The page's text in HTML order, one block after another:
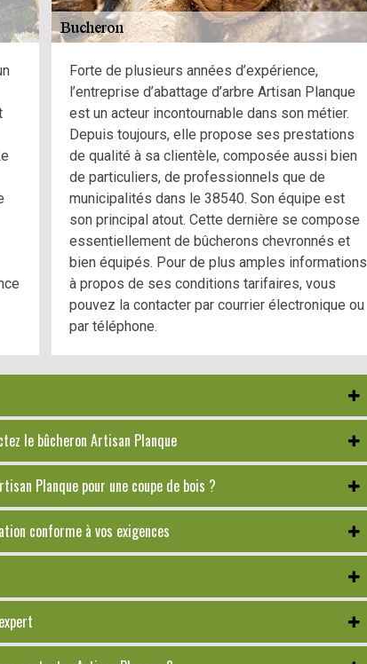
Forte de plusieurs années d’expérience,
l’entreprise d’abattage d’arbre Artisan Planque
est un acteur incontournable dans son métier.
Depuis toujours, elle propose ses prestations
de qualité à sa clientèle, composée aussi bien
de particuliers, de professionnels que de
municipalités dans le 38540. Son équipe est
son principal atout. Cette dernière se compose
essentiellement de bûcherons chevronnés et
bien équipés. Pour de plus amples informations
à propos de ses conditions tarifaires, vous
pouvez la contacter par courrier électronique ou
par téléphone.
le bûcheron Artisan Planque
Planque pour une coupe de bois ?
conforme à vos exigences